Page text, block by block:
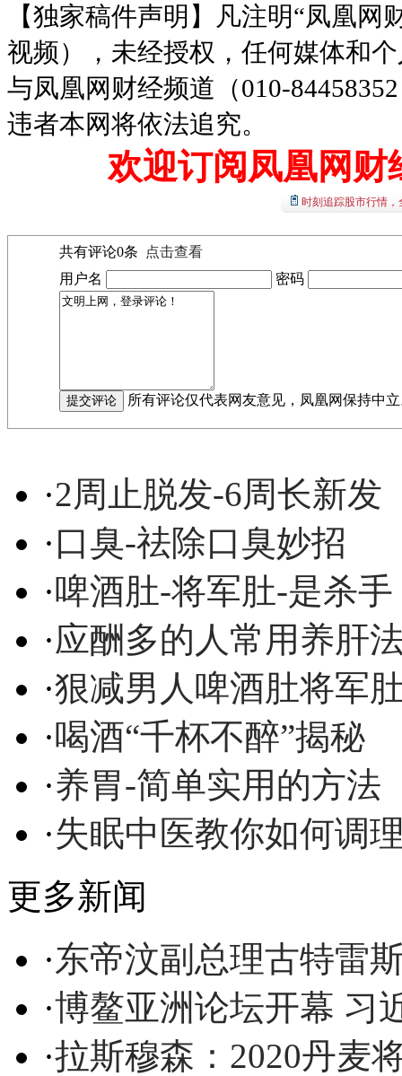
【独家稿件声明】凡注明“凤凰
视频），未经授权，任何媒体和
与凤凰网财经频道（010-
违者本网将依法追究。
欢迎订阅凤凰网财
时刻追踪股市行情
共有评论0条
点击查看
用户名
密码
所有评论仅代表网友意见，凤凰网保持中
·2周止脱发-6周长新发
·口臭-祛除口臭妙招
·啤酒肚-将军肚-是杀手
·应酬多的人常用养肝
·狠减男人啤酒肚将军
·喝酒“千杯不醉”揭秘
·养胃-简单实用的方法
·失眠中医教你如何调
更多新闻
·东帝汶副总理古特雷
·博鳌亚洲论坛开幕 习
·拉斯穆森：2020丹麦